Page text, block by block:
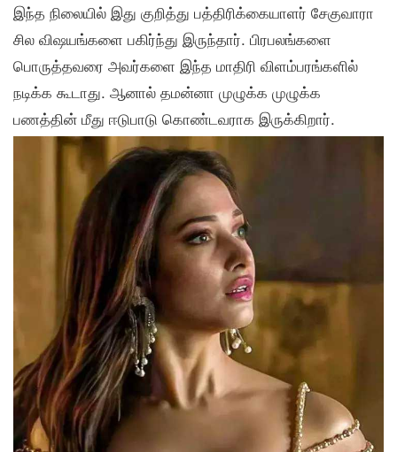
இந்த நிலையில் இது குறித்து பத்திரிக்கையாளர் சேகுவாரா
சில விஷயங்களை பகிர்ந்து இருந்தார். பிரபலங்களை
பொருத்தவரை அவர்களை இந்த மாதிரி விளம்பரங்களில்
நடிக்க கூடாது. ஆனால் தமன்னா முழுக்க முழுக்க
பணத்தின் மீது ஈடுபாடு கொண்டவராக இருக்கிறார்.